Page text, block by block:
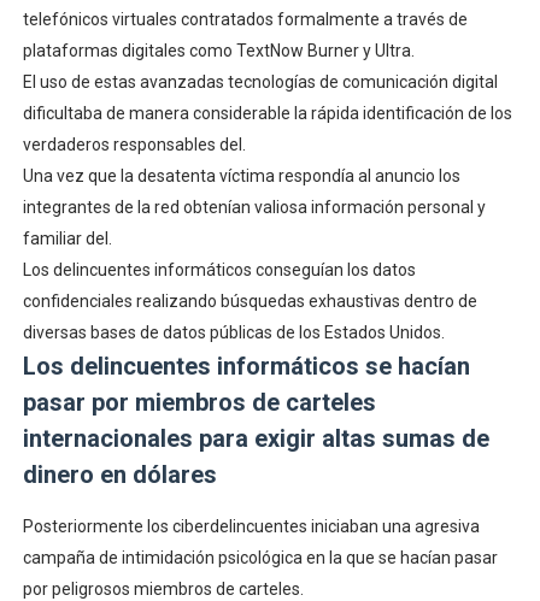
telefónicos virtuales contratados formalmente a través de
plataformas digitales como TextNow Burner y Ultra.
El uso de estas avanzadas tecnologías de comunicación digital
dificultaba de manera considerable la rápida identificación de los
verdaderos responsables del.
Una vez que la desatenta víctima respondía al anuncio los
integrantes de la red obtenían valiosa información personal y
familiar del.
Los delincuentes informáticos conseguían los datos
confidenciales realizando búsquedas exhaustivas dentro de
diversas bases de datos públicas de los Estados Unidos.
Los delincuentes informáticos se hacían
pasar por miembros de carteles
internacionales para exigir altas sumas de
dinero en dólares
Posteriormente los ciberdelincuentes iniciaban una agresiva
campaña de intimidación psicológica en la que se hacían pasar
por peligrosos miembros de carteles.